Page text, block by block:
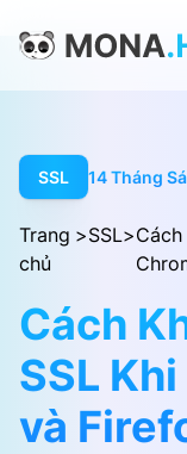
SSL 14 Tháng
Trang
chủ
>SSL>
Cách
SSL
và